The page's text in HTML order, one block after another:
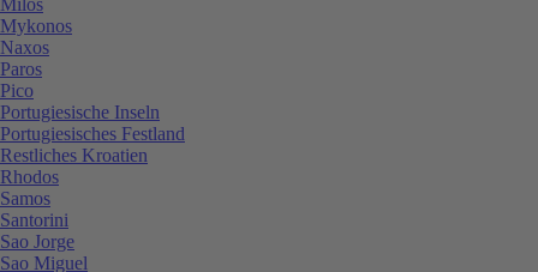
Mykonos
Naxos
Paros
Pico
Portugiesische Inseln
Portugiesisches Festland
Restliches Kroatien
Rhodos
Samos
Santorini
Sao Jorge
Sao Miguel